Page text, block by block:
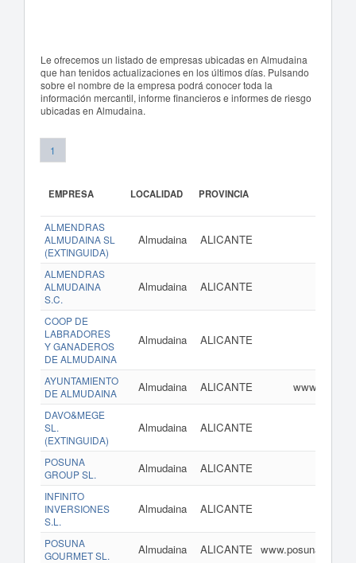
Le ofrecemos un listado de empresas ubicadas en Almudaina
que han tenidos actualizaciones en los últimos días. Pulsando
sobre el nombre de la empresa podrá conocer toda la
información mercantil, informe financieros e informes de riesgo
ubicadas en Almudaina.
1
EMPRESA LOCALIDAD PROVINCIA
ALMENDRAS
ALMUDAINA SL
(EXTINGUIDA)
Almudaina ALICANTE
ALMENDRAS
ALMUDAINA
S.C.
Almudaina ALICANTE
COOP DE
LABRADORES
Y GANADEROS
DE ALMUDAINA
Almudaina ALICANTE
AYUNTAMIENTO
DE ALMUDAINA
Almudaina ALICANTE
DAVO&MEGE
SL.
(EXTINGUIDA)
Almudaina ALICANTE
POSUNA
GROUP SL.
Almudaina ALICANTE
INFINITO
INVERSIONES
S.L.
Almudaina ALICANTE
POSUNA
GOURMET SL.
Almudaina ALICANTE